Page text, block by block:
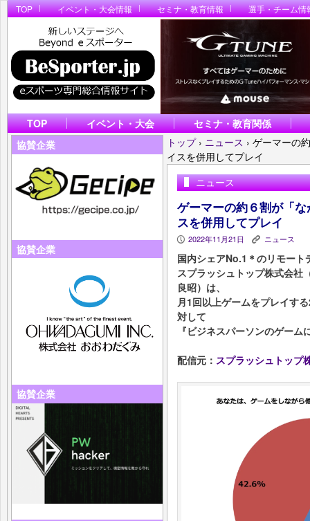
TOP イベント・大会情報 セミナ・教育情報 選手・チーム情
TOP イベント・大会
セミナ・教育関係
協賛企業
協賛企業
協賛企業
トップ › ニュース › ゲーマーの
イスを併用してプレイ
ニュース
ゲーマーの約６割が「
スを併用してプレイ
P 2022年11月21日 K ニュース
国内シェアNo.1＊のリモー
スプラッシュトップ株式会
良昭）は、
月1回以上ゲームをプレイす
対して
『ビジネスパーソンのゲー
配信元： スプラッシュトップ